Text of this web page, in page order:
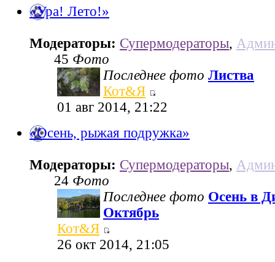
«Ура! Лето!»
Модераторы: Супермодераторы,
45 Фото
Последнее фото Листва
Кот&Я
01 авг 2014, 21:22
«Осень, рыжая подружка»
Модераторы: Супермодераторы,
24 Фото
Последнее фото Осень в
Октябрь
Кот&Я
26 окт 2014, 21:05